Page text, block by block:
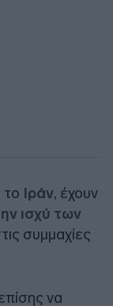
το Ιράν, έχουν
ισχύ των
συμμαχίες
να